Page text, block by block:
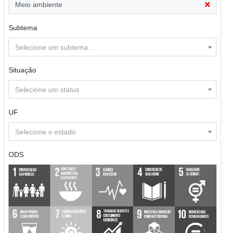
Meio ambiente
Subtema
Selecione um subtema...
Situação
Selecione um status
UF
Selecione o estado
ODS